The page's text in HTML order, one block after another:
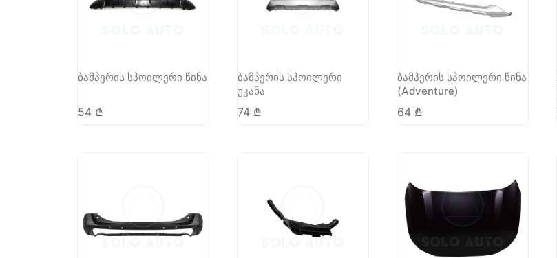
ბამპერის სპოილერი წინა
54 ₾
ბამპერის სპოილერი
უკანა
74 ₾
ბამპერის სპოილერი წინა
(Adventure)
64 ₾